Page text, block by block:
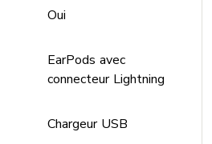
Oui
EarPods avec
connecteur Lightning
Chargeur USB